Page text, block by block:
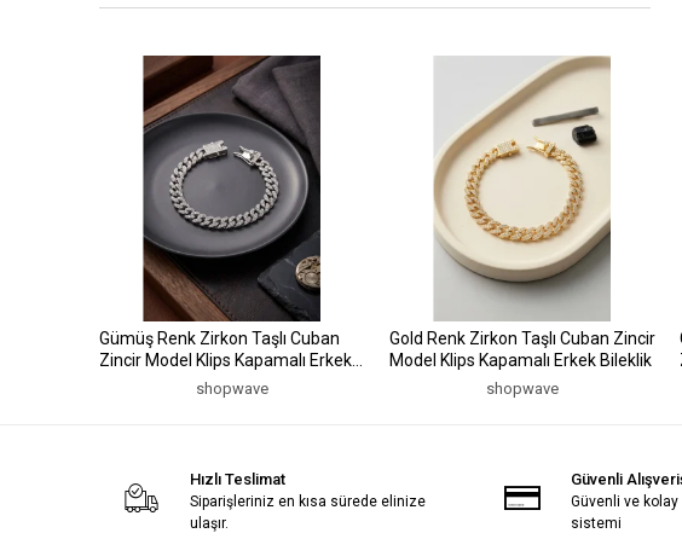
Gümüş Renk Zirkon Taşlı Cuban
Zincir Model Klips Kapamalı Erkek
shopwave
Gold Renk Zirkon Taşlı Cuban Zincir
Model Klips Kapamalı Erkek Bileklik
shopwave
Hızlı Teslimat
Siparişleriniz en kısa sürede elinize
ulaşır.
Güvenli
Güvenli ve
sistemi